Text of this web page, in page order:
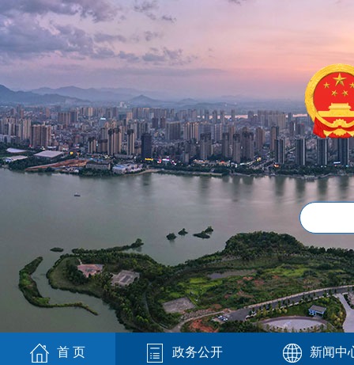
首 页 政务公开 新闻中